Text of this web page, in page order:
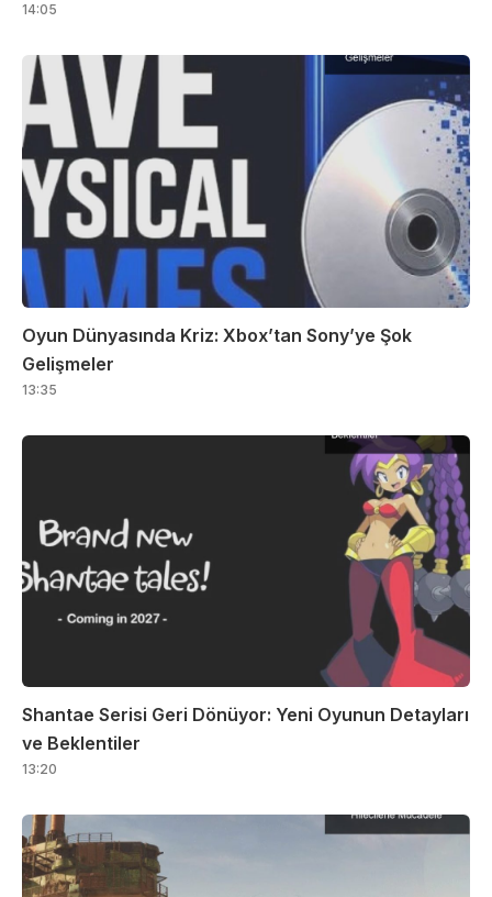
14:05
Oyun Dünyasında Kriz: Xbox’tan Sony’ye Şok
Gelişmeler
13:35
Shantae Serisi Geri Dönüyor: Yeni Oyunun Detayları
ve Beklentiler
13:20